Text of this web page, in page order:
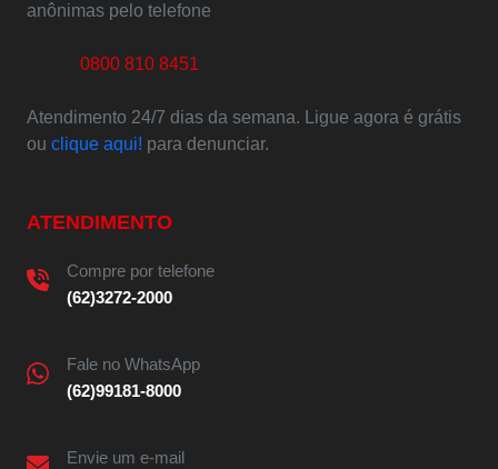
anônimas pelo telefone
0800 810 8451
Atendimento 24/7 dias da semana. Ligue agora é grátis
ou clique aqui! para denunciar.
ATENDIMENTO
Compre por telefone
(62)3272-2000
Fale no WhatsApp
(62)99181-8000
Envie um e-mail